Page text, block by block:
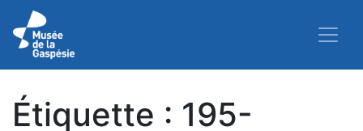
Étiquette : 195-